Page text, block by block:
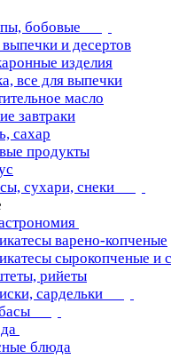
бобовые
и десертов
изделия
все для выпечки
масло
завтраки
сахар
продукты
сухари, снеки
варено-копченые
сырокопченые и
рийеты
сардельки
блюда